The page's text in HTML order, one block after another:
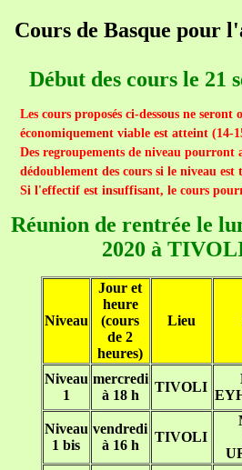
Cours de Basque pour
Début des cours le 21
Les cours proposés ci-dessous ne
économiquement viable est atteint (14-
Des regroupements de niveau
dédoublement des cours si le niveau est
Si l'effectif est insuffisant, le cours
Réunion de rentrée le
2020 à
Niveau
Jour et
heure
(cours
de 2
heures)
Lieu
Niveau
1
mercredi
à 18 h
TIVOLI
Niveau
1 bis
vendredi
à 16 h
TIVOLI